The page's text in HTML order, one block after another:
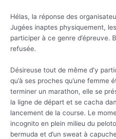
Hélas, la réponse des
Jugées inaptes physiquement,
participer à ce genre d’épreuve.
refusée.
Désireuse tout de même d’y
qu’à ses proches qu’une
terminer un marathon, elle se
la ligne de départ et se cacha
lancement de la course. Le
incognito en plein milieu du
bermuda et d’un sweat à